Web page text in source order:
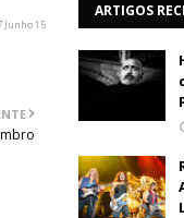
Junho 15
ARTIGOS